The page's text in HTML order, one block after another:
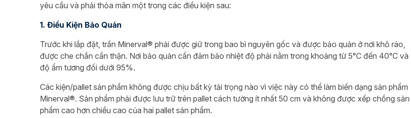
yêu cầu và phải thỏa mãn một trong các điều kiện sau:
1. Điều Kiện Bảo Quản
Trước khi lắp đặt, trần Minerval® phải được giữ trong bao bì nguyên gốc và được bảo quản ở nơi khô ráo,
được che chắn cẩn thận. Nơi bảo quản cần đảm bảo nhiệt độ phải nằm trong khoảng từ 5°C đến 40°C và
độ ẩm tương đối dưới 95%.
Các kiện/pallet sản phẩm không được chịu bất kỳ tải trọng nào vì việc này có thể làm biến dạng sản phẩm
Minerval®. Sản phẩm phải được lưu trữ trên pallet cách tường ít nhất 50 cm và không được xếp chồng sản
phẩm cao hơn chiều cao của hai pallet sản phẩm.